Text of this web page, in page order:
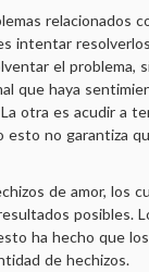
relacionados
intentar
el problema,
que haya
otra es acudir a
esto no garantiza
de amor, los
posibles.
ha hecho que
de hechizos.